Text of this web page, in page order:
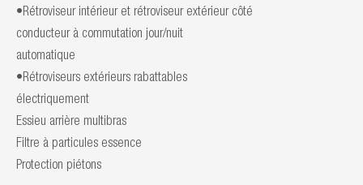
•Rétroviseur intérieur et rétroviseur extérieur côté
conducteur à commutation jour/nuit
automatique
•Rétroviseurs extérieurs rabattables
électriquement
Essieu arrière multibras
Filtre à particules essence
Protection piétons